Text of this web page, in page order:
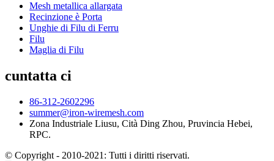
Mesh metallica allargata
Recinzione è Porta
Unghie di Filu di Ferru
Filu
Maglia di Filu
cuntatta ci
86-312-2602296
summer@iron-wiremesh.com
Zona Industriale Liusu, Cità Ding Zhou, Pruvincia Hebei,
RPC.
© Copyright - 2010-2021: Tutti i diritti riservati.